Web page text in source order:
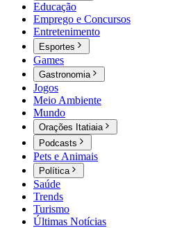
Educação
Emprego e Concursos
Entretenimento
Esportes
Games
Gastronomia
Jogos
Meio Ambiente
Mundo
Orações Itatiaia
Podcasts
Pets e Animais
Política
Saúde
Trends
Turismo
Últimas Notícias